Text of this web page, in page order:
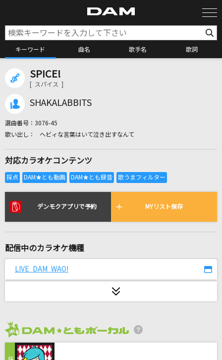
キーワード 曲名 歌手名 歌詞
全国りれき
リアルタイムで歌われている曲の一覧
[オリカラ]DAN DAN 心魅かれてく 1996/10/25
渋谷公会堂
Mrs. GREEN APPLE
夕暮れ沿い
SPICE!
[ スパイス ]
SHAKALABBITS
選曲番号： 3076-45
ヘビィな言葉はいて泣き出すなんて
対応カラオケコンテンツ
デンモクアプリで予約 MYリスト保存
配信中のカラオケ機種
LIVE DAM WAO!